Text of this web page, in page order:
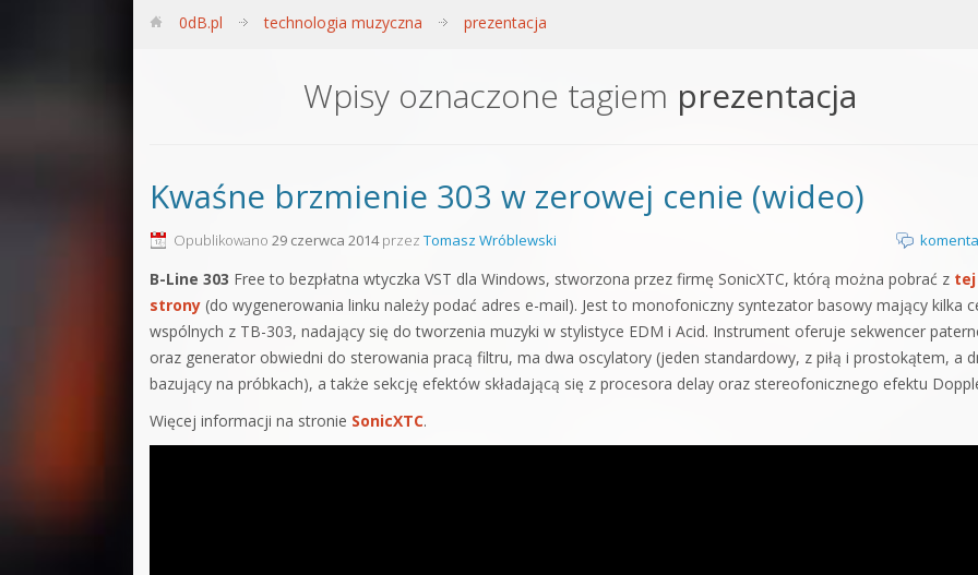
Sound Forge od podstaw
Kontakt 5 Kompendium
Pakiety
0dB.pl technologia muzyczna prezentacja
Wpisy oznaczone tagiem prezentacja
Kwaśne brzmienie 303 w zerowej cenie (wideo)
Opublikowano 29 czerwca 2014przez Tomasz Wróblewski
B-Line 303 Free to bezpłatna wtyczka VST dla Windows, stworzona przez firmę SonicXTC, którą można pobrać z tej
strony (do wygenerowania linku należy podać adres e-mail). Jest to monofoniczny syntezator basowy mający kilka
wspólnych z TB-303, nadający się do tworzenia muzyki w stylistyce EDM i Acid. Instrument oferuje sekwencer
oraz generator obwiedni do sterowania pracą filtru, ma dwa oscylatory (jeden standardowy, z piłą i prostokątem, a
bazujący na próbkach), a także sekcję efektów składającą się z procesora delay oraz stereofonicznego efektu
Więcej informacji na stronie SonicXTC.